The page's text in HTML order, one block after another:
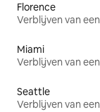
Florence
Verblijven van
Miami
Verblijven van
Seattle
Verblijven van